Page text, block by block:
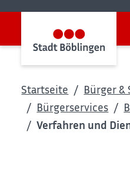
Startseite
Bürger &
Bürgerservices
Verfahren und